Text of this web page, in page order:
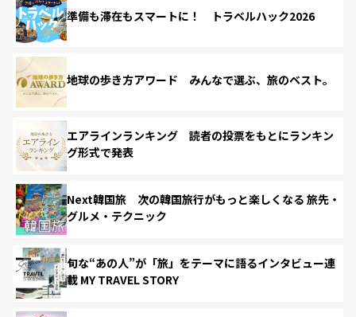
準備も滞在もスマートに！ トラベルハック2026
地球の歩き方アワード みんなで選ぶ、旅のベスト。
エアラインランキング 読者の投票をもとにランキン
グ形式で発表
Next韓国旅 次の韓国旅行がもっと楽しくなる 旅先・
グルメ・テクニック
旬な“あの人”が「旅」をテーマに語るインタビュー連
載 MY TRAVEL STORY